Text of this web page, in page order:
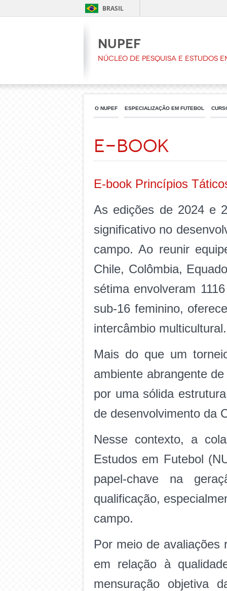
BRASIL
NUPEF
Núcleo de Pesquisa e Estudos
O NUPEF ESPECIALIZAÇÃO EM FUTEBOL
E-book
E-book Princípios
As edições de 2024 e
significativo no
campo. Ao reunir
Chile, Colômbia,
sétima envolveram
sub-16 feminino,
intercâmbio multicultural.
Mais do que um
ambiente abrangente
por uma sólida
de desenvolvimento da
Nesse contexto, a
Estudos em Futebol
papel-chave na
qualificação,
campo.
Por meio de avaliações
em relação à
mensuração objetiva